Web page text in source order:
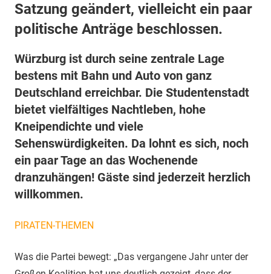
Satzung geändert, vielleicht ein paar
politische Anträge beschlossen.
Würzburg ist durch seine zentrale Lage
bestens mit Bahn und Auto von ganz
Deutschland erreichbar. Die Studentenstadt
bietet vielfältiges Nachtleben, hohe
Kneipendichte und viele
Sehenswürdigkeiten. Da lohnt es sich, noch
ein paar Tage an das Wochenende
dranzuhängen! Gäste sind jederzeit herzlich
willkommen.
PIRATEN-THEMEN
Was die Partei bewegt: „Das vergangene Jahr unter der